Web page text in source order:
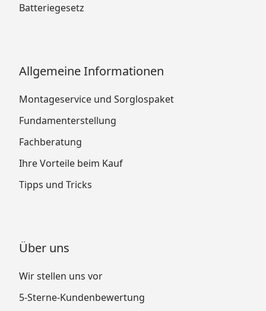
Batteriegesetz
Allgemeine Informationen
Montageservice und Sorglospaket
Fundamenterstellung
Fachberatung
Ihre Vorteile beim Kauf
Tipps und Tricks
Über uns
Wir stellen uns vor
5-Sterne-Kundenbewertung